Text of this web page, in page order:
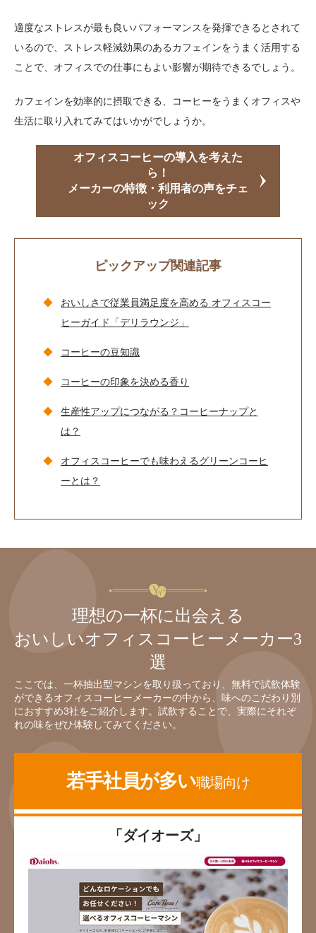
適度なストレスが最も良いパフォーマンスを発揮できるとされて
いるので、ストレス軽減効果のあるカフェインをうまく活用する
ことで、オフィスでの仕事にもよい影響が期待できるでしょう。
カフェインを効率的に摂取できる、コーヒーをうまくオフィスや
生活に取り入れてみてはいかがでしょうか。
オフィスコーヒーの導入を考えた
ら！
メーカーの特徴・利用者の声をチェ
ック
ピックアップ関連記事
おいしさで従業員満足度を高める オフィスコー
ヒーガイド「デリラウンジ」
コーヒーの豆知識
コーヒーの印象を決める香り
生産性アップにつながる？コーヒーナップと
は？
オフィスコーヒーでも味わえるグリーンコーヒ
ーとは？
理想の一杯に出会える
おいしいオフィスコーヒーメーカー3
選
ここでは、一杯抽出型マシンを取り扱っており、無料で試飲体験
ができるオフィスコーヒーメーカーの中から、味へのこだわり別
におすすめ3社をご紹介します。試飲することで、実際にそれぞ
れの味をぜひ体験してみてください。
若手社員が多い職場向け
「ダイオーズ」